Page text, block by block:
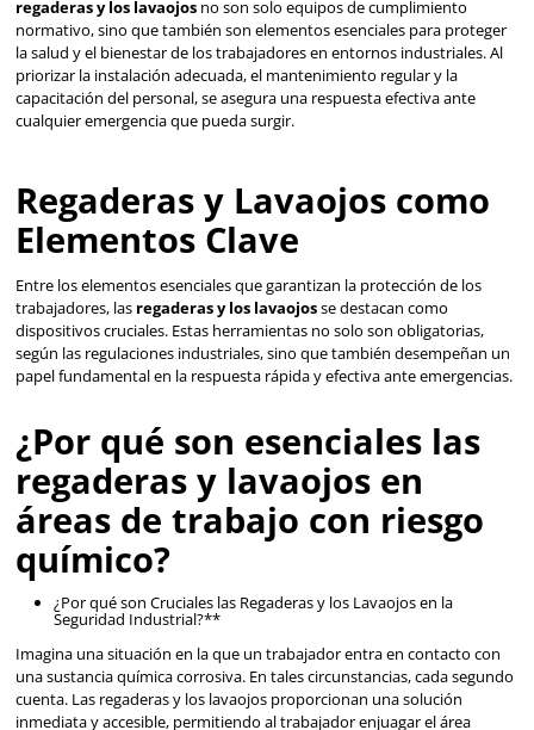
Importancia de las
Regaderas y Lavaojos
Espacios de Trabajo
Características Clave a Considerar**
Accesibilidad y Visibilidad: Las regaderas y los
estar ubicados en áreas fácilmente accesibles y
visibles. La velocidad de respuesta es esencial en
por lo que estos dispositivos deben ser fácilmente
para todos los trabajadores.
Flujo de Agua Consistente:Un flujo de agua
adecuado es esencial para eliminar eficazmente
sustancia peligrosa de los ojos o el cuerpo. La
la cobertura del flujo deben ser suficientes para
limpieza completa.
Mantenimiento Regular:Es crucial realizar un
regular para garantizar su funcionalidad óptima en
emergencia. Esto incluye la limpieza de los
verificación periódica de la presión del agua y la
tuberías.